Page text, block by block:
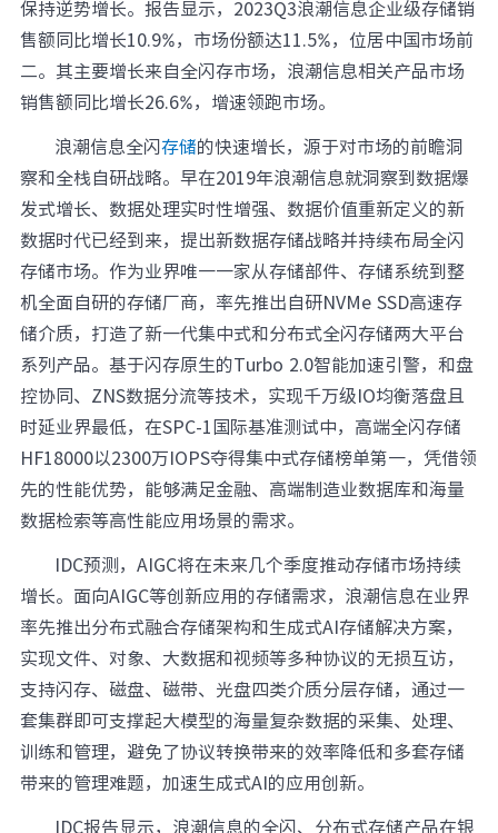
保持逆势增长。报告显示，2023Q3浪潮信息企业级存储销
售额同比增长10.9%，市场份额达11.5%，位居中国市场前
二。其主要增长来自全闪存市场，浪潮信息相关产品市场
销售额同比增长26.6%，增速领跑市场。
浪潮信息全闪存储的快速增长，源于对市场的前瞻洞
察和全栈自研战略。早在2019年浪潮信息就洞察到数据爆
发式增长、数据处理实时性增强、数据价值重新定义的新
数据时代已经到来，提出新数据存储战略并持续布局全闪
存储市场。作为业界唯一一家从存储部件、存储系统到整
机全面自研的存储厂商，率先推出自研NVMe SSD高速存
储介质，打造了新一代集中式和分布式全闪存储两大平台
系列产品。基于闪存原生的Turbo 2.0智能加速引警，和盘
控协同、ZNS数据分流等技术，实现千万级IO均衡落盘且
时延业界最低，在SPC-1国际基准测试中，高端全闪存储
HF18000以2300万IOPS夺得集中式存储榜单第一，凭借领
先的性能优势，能够满足金融、高端制造业数据库和海量
数据检索等高性能应用场景的需求。
IDC预测，AIGC将在未来几个季度推动存储市场持续
增长。面向AIGC等创新应用的存储需求，浪潮信息在业界
率先推出分布式融合存储架构和生成式AI存储解决方案，
实现文件、对象、大数据和视频等多种协议的无损互访，
支持闪存、磁盘、磁带、光盘四类介质分层存储，通过一
套集群即可支撑起大模型的海量复杂数据的采集、处理、
训练和管理，避免了协议转换带来的效率降低和多套存储
带来的管理难题，加速生成式AI的应用创新。
IDC报告显示，浪潮信息的全闪、分布式存储产品在银